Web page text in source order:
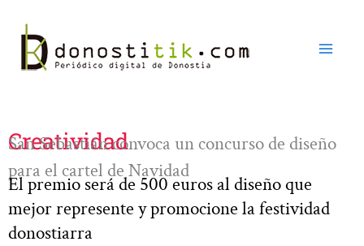
contenido
Creatividad
San Sebastián convoca un concurso de diseño
para el cartel de Navidad
El premio será de 500 euros al diseño que
mejor represente y promocione la festividad
donostiarra